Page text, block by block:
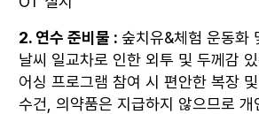
2. 연수 준비물 : 숲치유&체험 운동화
날씨 일교차로 인한 외투 및 두께감
어싱 프로그램 참여 시 편안한 복장
수건, 의약품은 지급하지 않으므로 개